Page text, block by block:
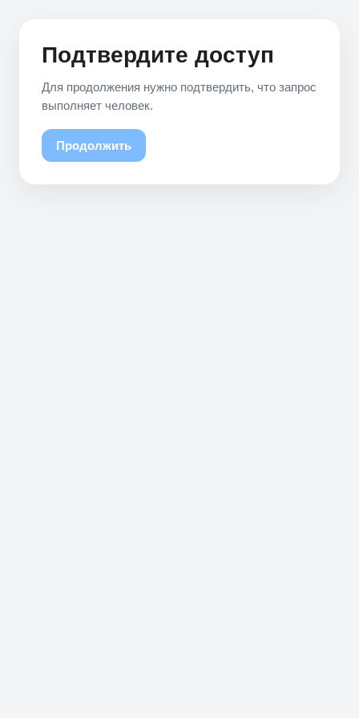
Подтвердите доступ
Для продолжения нужно подтвердить, что запрос
выполняет человек.
Продолжить